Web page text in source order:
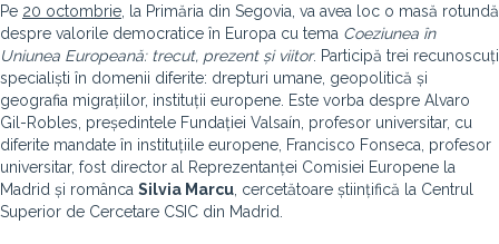
Pe 20 octombrie , la Primăria din Segovia, va avea loc o masă rotundă
despre valorile democratice în Europa cu tema Coeziunea în
Uniunea Europeană: trecut, prezent și viitor. Participă trei recunoscuți
specialiști în domenii diferite: drepturi umane, geopolitică și
geografia migrațiilor, instituții europene. Este vorba despre Alvaro
Gil-Robles, președintele Fundației Valsaín, profesor universitar, cu
diferite mandate în instituțiile europene, Francisco Fonseca, profesor
universitar, fost director al Reprezentanței Comisiei Europene la
Madrid și românca Silvia Marcu , cercetătoare științifică la Centrul
Superior de Cercetare CSIC din Madrid.